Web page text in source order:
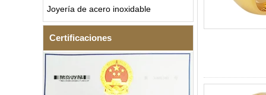
Joyería de acero inoxidable
Certificaciones